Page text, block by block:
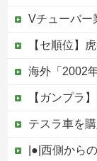
Vチューバー業界
【セ順位】
海外「2002年も審判を買収し
【ガンプラ】HG「
テスラ車を購入しようとし
|●|西側からの手痛い指摘に激